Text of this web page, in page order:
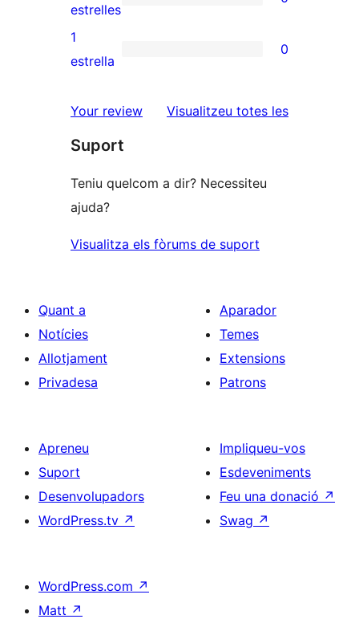
de
3
estrelles
0
valoracions
de
estrelles
estrelles
0
de
estrelles
1
estrella
0
Your review Visualitzeu totes lesressenyes
Suport
Teniu quelcom a dir? Necessiteu
ajuda?
Visualitza els fòrums de suport
Quant a
Notícies
Allotjament
Privadesa
Aparador
Temes
Extensions
Patrons
Apreneu
Suport
Desenvolupadors
WordPress.tv ↗
Impliqueu-vos
Esdeveniments
Feu una donació ↗
Swag ↗
WordPress.com ↗
Matt ↗